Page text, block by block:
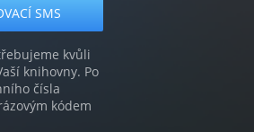
kvůli
knihovny. Po
čísla
kódem